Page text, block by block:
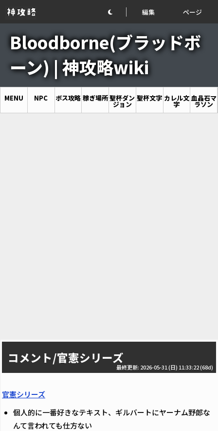
編集 ページ
Bloodborne(ブラッドボ
ーン) | 神攻略wiki
MENU NPC ボス攻略 稼ぎ場所聖杯ダン
ジョン
聖杯文字 カレル文
字
血晶石マ
ラソン
コメント/官憲シリーズ
最終更新: 2026-05-31 (日) 11:33:22(68d)
官憲シリーズ
個人的に一番好きなテキスト、ギルバートにヤーナム野郎な
んて言われても仕方ない